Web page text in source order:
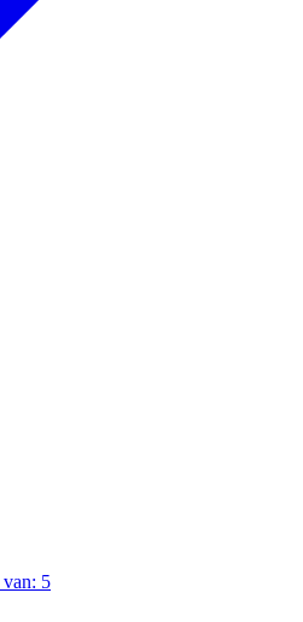
van: 5